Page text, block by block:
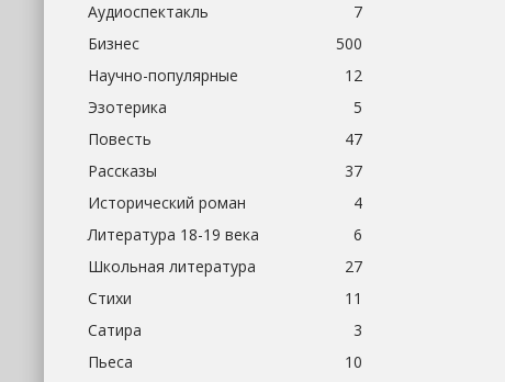
Аудиоспектакль
7
Бизнес
500
Научно-популярные
12
Эзотерика
5
Повесть
47
Рассказы
37
Исторический роман
4
Литература 18-19 века
6
Школьная литература
27
Стихи
11
Сатира
3
Пьеса
10